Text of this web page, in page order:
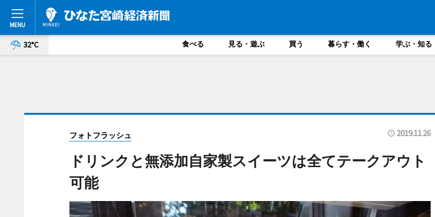
32°C 食べる 見る・遊ぶ 買う 暮らす・働く 学ぶ・知る
フォトフラッシュ 2019.11.26
ドリンクと無添加自家製スイーツは全てテークアウト
可能